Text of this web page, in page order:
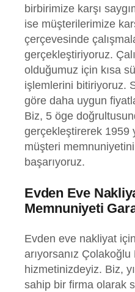
birbirimize karşı
ise müşterilerimize
çerçevesinde
gerçekleştiriyoruz.
olduğumuz için kısa
işlemlerini bitiriyoruz.
göre daha uygun
Biz, 5 öge
gerçekleştirerek 1959
müşteri
başarıyoruz.
Evden Eve
Memnuniyeti
Evden eve nakliyat
arıyorsanız
hizmetinizdeyiz. Biz,
sahip bir firma olarak